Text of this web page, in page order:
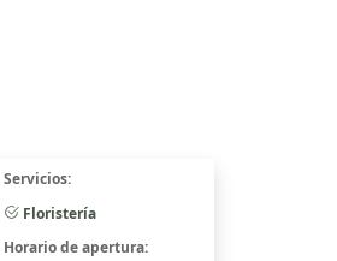
Servicios:
Floristería
Horario de apertura: